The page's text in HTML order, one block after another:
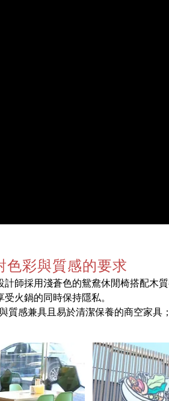
色彩與質感的要求
師採用淺蒼色的鴛鴦休閒椅搭配木
火鍋的同時保持隱私。
質感兼具且易於清潔保養的商空家具